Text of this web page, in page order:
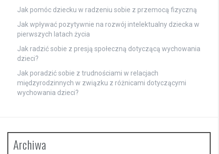
Jak pomóc dziecku w radzeniu sobie z przemocą fizyczną
Jak wpływać pozytywnie na rozwój intelektualny dziecka w
pierwszych latach życia
Jak radzić sobie z presją społeczną dotyczącą wychowania
dzieci?
Jak poradzić sobie z trudnościami w relacjach
międzyrodzinnych w związku z różnicami dotyczącymi
wychowania dzieci?
Archiwa